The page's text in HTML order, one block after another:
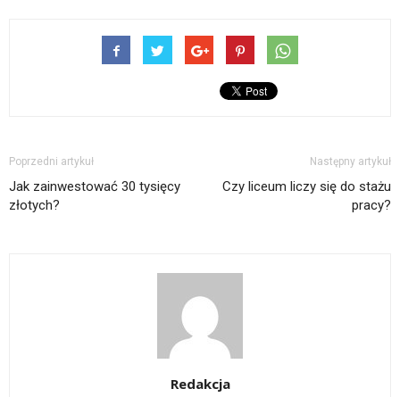
Poprzedni artykuł
Jak zainwestować 30 tysięcy
złotych?
Następny artykuł
Czy liceum liczy się do stażu
pracy?
Redakcja